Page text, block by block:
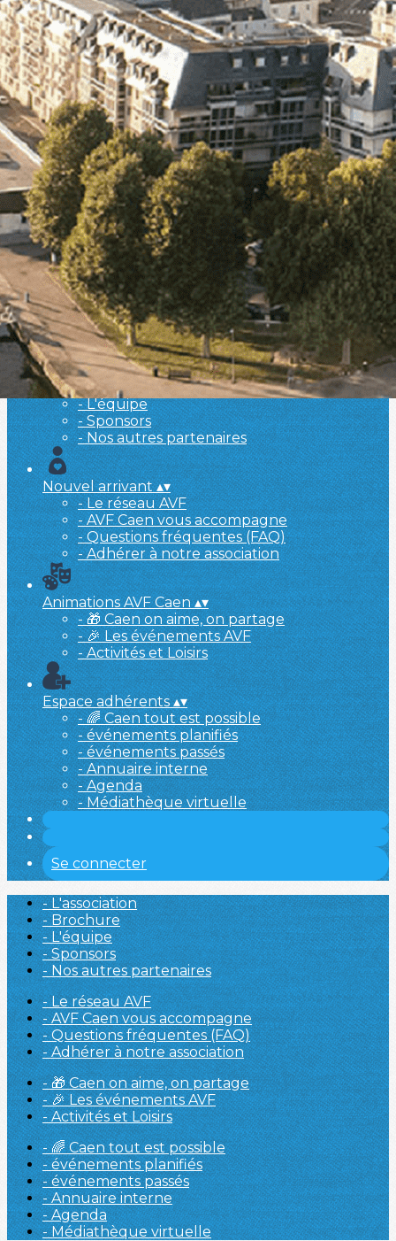
Exporter les lignes sélectionnées
Exporter toutes les colonnes
Exporter uniquement les colonnes affichées
Menu
<
>
- 🎁 Caen on aime, on partage
- 🎉 Les événements AVF
- Activités et Loisirs
Ajoutez un logo, un bouton, des réseaux sociaux
Cliquez pour éditer
L'association▴▾
- L'association
- Brochure
- L'équipe
- Sponsors
- Nos autres partenaires
Nouvel arrivant▴▾
- Le réseau AVF
- AVF Caen vous accompagne
- Questions fréquentes (FAQ)
- Adhérer à notre association
Animations AVF Caen▴▾
- 🎁 Caen on aime, on partage
- 🎉 Les événements AVF
- Activités et Loisirs
Espace adhérents▴▾
- 🌈 Caen tout est possible
- événements planifiés
- événements passés
- Annuaire interne
- Agenda
- Médiathèque virtuelle
Se connecter
- L'association
- Brochure
- L'équipe
- Sponsors
- Nos autres partenaires
- Le réseau AVF
- AVF Caen vous accompagne
- Questions fréquentes (FAQ)
- Adhérer à notre association
- 🎁 Caen on aime, on partage
- 🎉 Les événements AVF
- Activités et Loisirs
- 🌈 Caen tout est possible
- événements planifiés
- événements passés
- Annuaire interne
- Agenda
- Médiathèque virtuelle